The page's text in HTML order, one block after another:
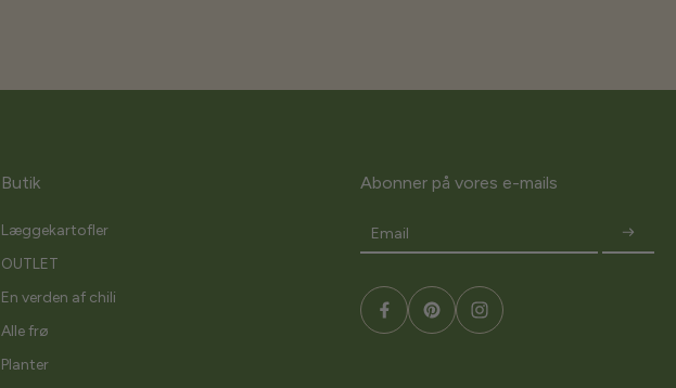
Butik
Læggekartofler
OUTLET
En verden af chili
Alle frø
Planter
Abonner på vores e-mails
Email